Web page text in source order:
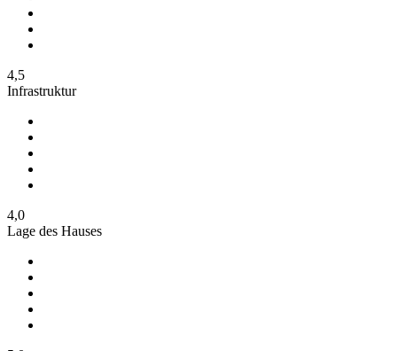
4,5
Infrastruktur
4,0
Lage des Hauses